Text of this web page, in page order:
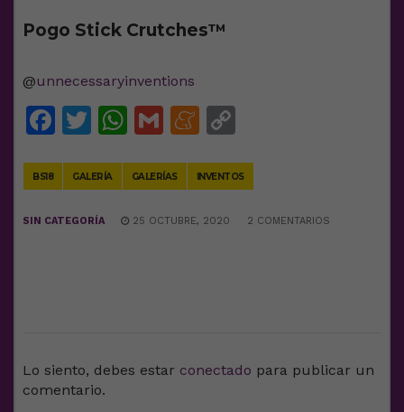
Pogo Stick Crutches™️
@unnecessaryinventions
Facebook
Twitter
WhatsApp
GmailMeneame
BS18 GALERÍA GALERÍAS INVENTOS
SIN CATEGORÍA 25 OCTUBRE, 2020 2 COMENTARIOS
Lo siento, debes estar conectado para publicar un
comentario.